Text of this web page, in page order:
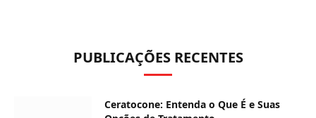
PUBLICAÇÕES RECENTES
Ceratocone: Entenda o Que É e Suas